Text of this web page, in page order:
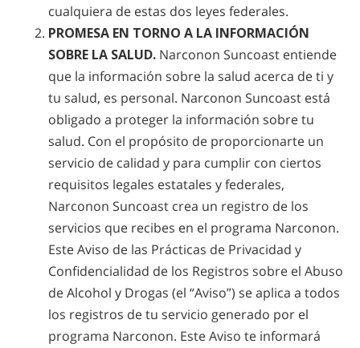
cualquiera de estas dos leyes federales.
PROMESA EN TORNO A LA INFORMACIÓN
SOBRE LA SALUD. Narconon Suncoast entiende
que la información sobre la salud acerca de ti y
tu salud, es personal. Narconon Suncoast está
obligado a proteger la información sobre tu
salud. Con el propósito de proporcionarte un
servicio de calidad y para cumplir con ciertos
requisitos legales estatales y federales,
Narconon Suncoast crea un registro de los
servicios que recibes en el programa Narconon.
Este Aviso de las Prácticas de Privacidad y
Confidencialidad de los Registros sobre el Abuso
de Alcohol y Drogas (el “Aviso”) se aplica a todos
los registros de tu servicio generado por el
programa Narconon. Este Aviso te informará